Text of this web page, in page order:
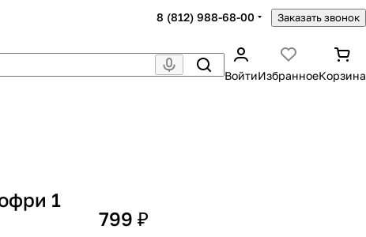
8 (812) 988-68-00 Заказать звонок
ВойтиИзбранноеКорзина
1
799 ₽